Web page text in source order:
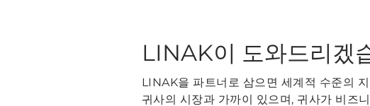
LINAK이 도와드리겠
LINAK을 파트너로 삼으면 세계적 수준의
귀사의 시장과 가까이 있으며, 귀사가 비즈